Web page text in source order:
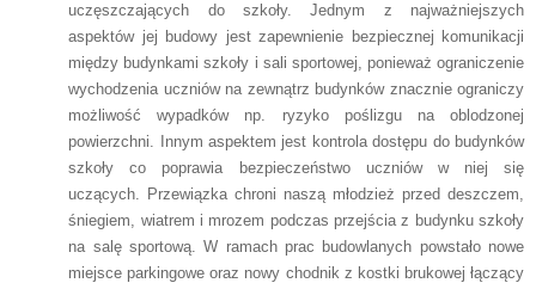
uczęszczających do szkoły. Jednym z najważniejszych
aspektów jej budowy jest zapewnienie bezpiecznej komunikacji
między budynkami szkoły i sali sportowej, ponieważ ograniczenie
wychodzenia uczniów na zewnątrz budynków znacznie ograniczy
możliwość wypadków np. ryzyko poślizgu na oblodzonej
powierzchni. Innym aspektem jest kontrola dostępu do budynków
szkoły co poprawia bezpieczeństwo uczniów w niej się
uczących. Przewiązka chroni naszą młodzież przed deszczem,
śniegiem, wiatrem i mrozem podczas przejścia z budynku szkoły
na salę sportową. W ramach prac budowlanych powstało nowe
miejsce parkingowe oraz nowy chodnik z kostki brukowej łączący